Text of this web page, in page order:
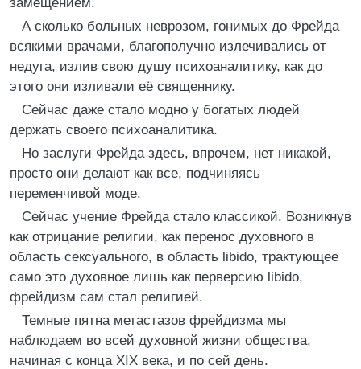
А сколько больных неврозом, гонимых до Фрейда
всякими врачами, благополучно излечивались от
недуга, излив свою душу психоаналитику, как до
этого они изливали её священнику.
Сейчас даже стало модно у богатых людей
держать своего психоаналитика.
Но заслуги Фрейда здесь, впрочем, нет никакой,
просто они делают как все, подчиняясь
переменчивой моде.
Сейчас учение Фрейда стало классикой. Возникнув
как отрицание религии, как перенос духовного в
область сексуального, в область libido, трактующее
само это духовное лишь как перверсию libido,
фрейдизм сам стал религией.
Темные пятна метастазов фрейдизма мы
наблюдаем во всей духовной жизни общества,
начиная с конца XIX века, и по сей день.